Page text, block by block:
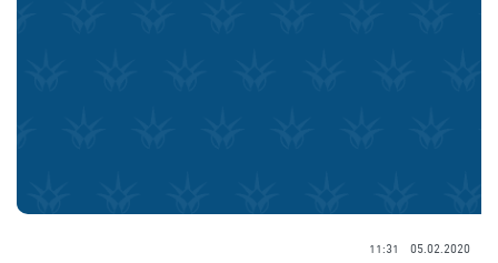
05.02.2020
11:31